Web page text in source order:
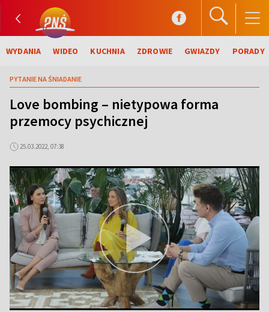
WYDANIA WIDEO KUCHNIA ZDROWIE GWIAZDY PORADY
PYTANIE NA ŚNIADANIE
Love bombing – nietypowa forma
przemocy psychicznej
25.03.2022, 07:38